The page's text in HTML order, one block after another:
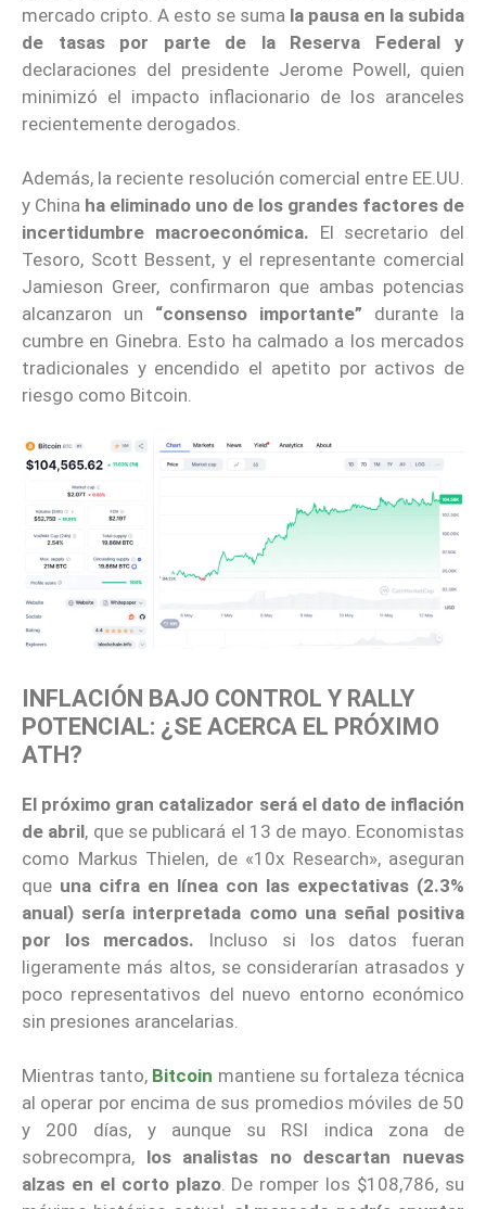
mercado cripto. A esto se suma la pausa en la subida
de tasas por parte de la Reserva Federal y
declaraciones del presidente Jerome Powell, quien
minimizó el impacto inflacionario de los aranceles
recientemente derogados.
Además, la reciente resolución comercial entre EE.UU.
y China ha eliminado uno de los grandes factores de
incertidumbre macroeconómica. El secretario del
Tesoro, Scott Bessent, y el representante comercial
Jamieson Greer, confirmaron que ambas potencias
alcanzaron un “consenso importante” durante la
cumbre en Ginebra. Esto ha calmado a los mercados
tradicionales y encendido el apetito por activos de
riesgo como Bitcoin.
INFLACIÓN BAJO CONTROL Y RALLY
POTENCIAL: ¿SE ACERCA EL PRÓXIMO
ATH?
El próximo gran catalizador será el dato de inflación
de abril, que se publicará el 13 de mayo. Economistas
como Markus Thielen, de «10x Research», aseguran
que una cifra en línea con las expectativas (2.3%
anual) sería interpretada como una señal positiva
por los mercados. Incluso si los datos fueran
ligeramente más altos, se considerarían atrasados y
poco representativos del nuevo entorno económico
sin presiones arancelarias.
Mientras tanto, Bitcoin mantiene su fortaleza técnica
al operar por encima de sus promedios móviles de 50
y 200 días, y aunque su RSI indica zona de
sobrecompra, los analistas no descartan nuevas
alzas en el corto plazo. De romper los $108,786, su